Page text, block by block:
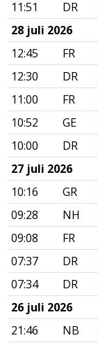
11:51
DR
28 juli 2026
12:45
FR
12:30
DR
11:00
FR
10:52
GE
10:00
DR
27 juli 2026
10:16
GR
09:28
NH
09:08
FR
07:37
DR
07:34
DR
26 juli 2026
21:46
NB